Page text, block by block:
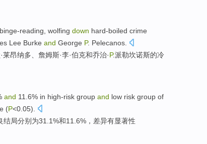
reading wolfing down hard-boiled crime
Lee Burke and George P. Pelecanos.
莱昂纳多 、詹姆斯·李·伯克和乔治·P.派勒坎诺斯的冷
and 11.6% in high-risk group and low risk group of
(P<0.05).
结局分别为31.1%和11.6%， 差异有显著性